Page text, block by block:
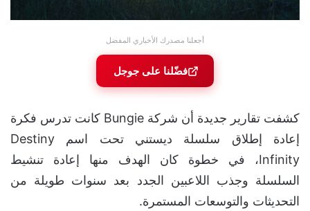
أجعلنا مصدرك الأخباري المفضل
فضّلنا على جوجل
كشفت تقارير جديدة أن شركة Bungie كانت تدرس فكرة
إعادة إطلاق سلسلة ديستني تحت اسم Destiny
Infinity، في خطوة كان الهدف منها إعادة تنشيط
السلسلة وجذب اللاعبين الجدد بعد سنوات طويلة من
التحديثات والتوسعات المستمرة.